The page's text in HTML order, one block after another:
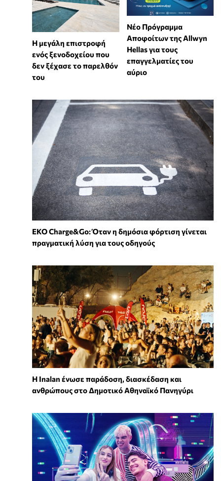
Η μεγάλη επιστροφή
ενός ξενοδοχείου που
δεν ξέχασε το παρελθόν
του
Νέο Πρόγραμμα
Αποφοίτων της Allwyn
Hellas για τους
επαγγελματίες του
αύριο
EKO Charge&Go: Όταν η δημόσια φόρτιση γίνεται
πραγματική λύση για τους οδηγούς
Η Inalan ένωσε παράδοση, διασκέδαση και
ανθρώπους στο Δημοτικό Αθηναϊκό Πανηγύρι